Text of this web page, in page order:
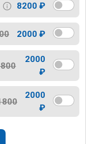
8200 ₽
2000 ₽
2000
₽
2000
₽